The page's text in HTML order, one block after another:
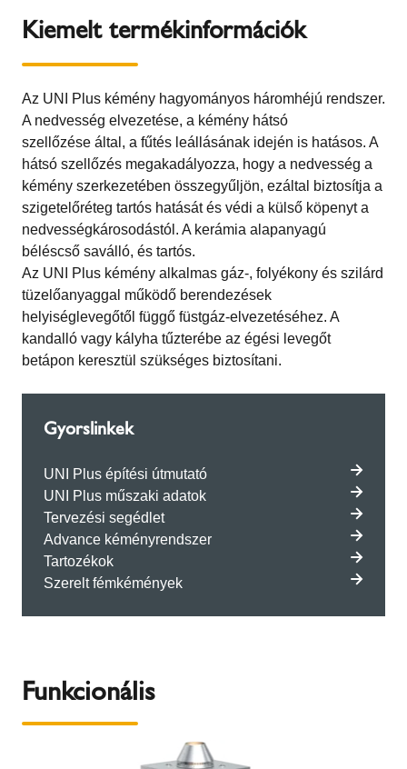
Kiemelt termékinformációk
Az UNI Plus kémény hagyományos háromhéjú rendszer.
A nedvesség elvezetése, a kémény hátsó
szellőzése által, a fűtés leállásának idején is hatásos. A
hátsó szellőzés megakadályozza, hogy a nedvesség a
kémény szerkezetében összegyűljön, ezáltal biztosítja a
szigetelőréteg tartós hatását és védi a külső köpenyt a
nedvességkárosodástól. A kerámia alapanyagú
béléscső saválló, és tartós.
Az UNI Plus kémény alkalmas gáz-, folyékony és szilárd
tüzelőanyaggal működő berendezések
helyiséglevegőtől függő füstgáz-elvezetéséhez. A
kandalló vagy kályha tűzterébe az égési levegőt
betápon keresztül szükséges biztosítani.
Gyorslinkek
UNI Plus építési útmutató
UNI Plus műszaki adatok
Tervezési segédlet
Advance kéményrendszer
Tartozékok
Szerelt fémkémények
Funkcionális